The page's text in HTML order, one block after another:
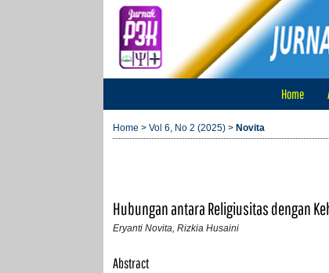
Home
Home > Vol 6, No 2 (2025) > Novita
Hubungan antara Religiusitas dengan
Eryanti Novita, Rizkia Husaini
Abstract